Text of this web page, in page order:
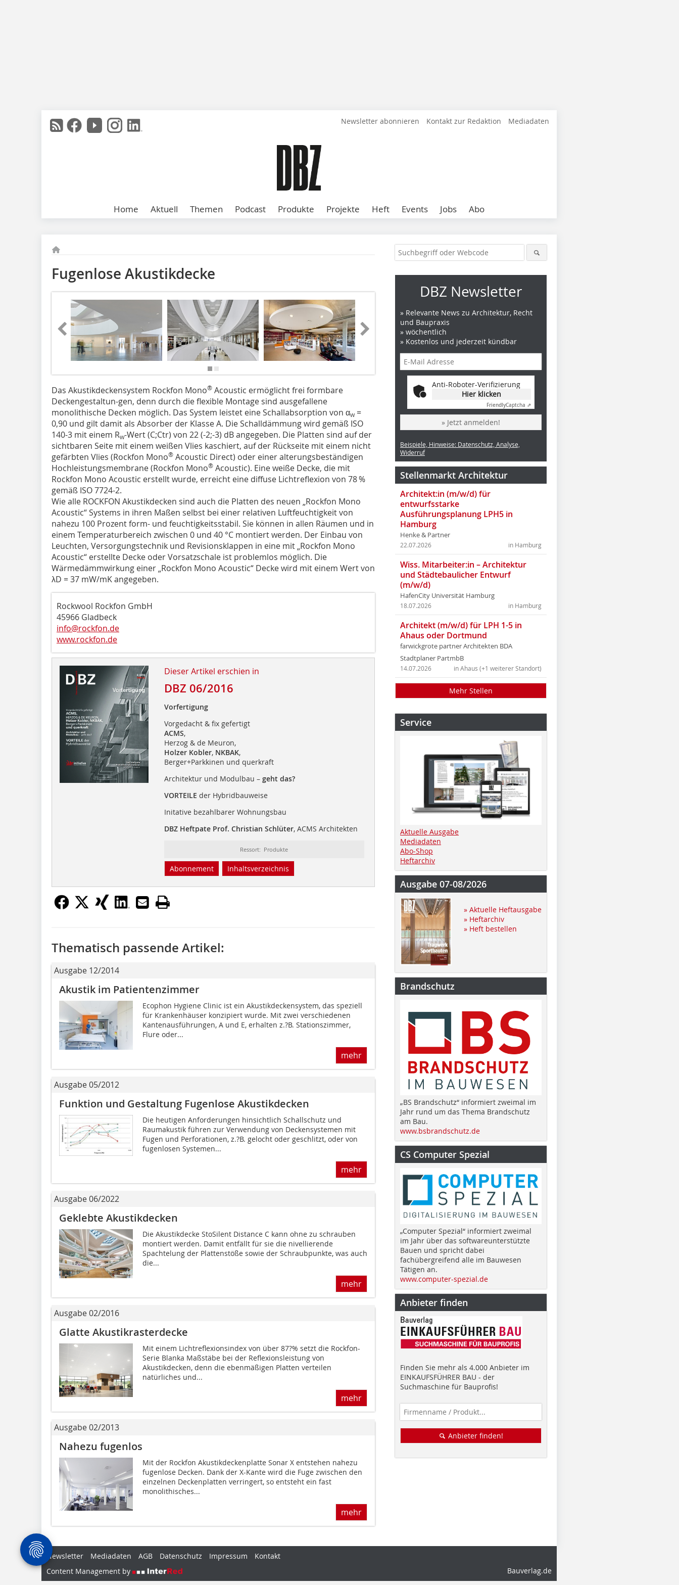
Newsletter abonnieren Kontakt zur Redaktion Mediadaten
Home Aktuell Themen Podcast Produkte Projekte Heft Events Jobs Abo
Fugenlose Akustikdecke
Das Akustikdeckensystem Rockfon Mono® Acoustic ermöglicht frei formbare
Deckengestaltun-gen, denn durch die flexible Montage sind ausgefallene
monolithische Decken möglich. Das System leistet eine Schallabsorption von αw =
0,90 und gilt damit als Absorber der Klasse A. Die Schalldämmung wird gemäß ISO
140-3 mit einem Rw-Wert (C;Ctr) von 22 (-2;-3) dB angegeben. Die Platten sind auf der
sichtbaren Seite mit einem weißen Vlies kaschiert, auf der Rückseite mit einem nicht
gefärbten Vlies (Rockfon Mono® Acoustic Direct) oder einer alterungsbeständigen
Hochleistungsmembrane (Rockfon Mono® Acoustic). Eine weiße Decke, die mit
Rockfon Mono Acoustic erstellt wurde, erreicht eine diffuse Lichtreflexion von 78 %
gemäß ISO 7724-2.
Wie alle ROCKFON Akustikdecken sind auch die Platten des neuen „Rockfon Mono
Acoustic“ Systems in ihren Maßen selbst bei einer relativen Luftfeuchtigkeit von
nahezu 100 Prozent form- und feuchtigkeitsstabil. Sie können in allen Räumen und in
einem Temperaturbereich zwischen 0 und 40 °C montiert werden. Der Einbau von
Leuchten, Versorgungstechnik und Revisionsklappen in eine mit „Rockfon Mono
Acoustic“ erstellte Decke oder Vorsatzschale ist problemlos möglich. Die
Wärmedämmwirkung einer „Rockfon Mono Acoustic“ Decke wird mit einem Wert von
λD = 37 mW/mK angegeben.
Rockwool Rockfon GmbH
45966 Gladbeck
info@rockfon.de
www.rockfon.de
Dieser Artikel erschien in
DBZ 06/2016
Vorfertigung
Vorgedacht & fix gefertigt
ACMS,
Herzog & de Meuron,
Holzer Kobler, NKBAK,
Berger+Parkkinen und querkraft
Architektur und Modulbau – geht das?
VORTEILE der Hybridbauweise
Initative bezahlbarer Wohnungsbau
DBZ Heftpate Prof. Christian Schlüter, ACMS Architekten
Ressort: Produkte
Abonnement Inhaltsverzeichnis
Thematisch passende Artikel:
Ausgabe 12/2014
Akustik im Patientenzimmer
Ecophon Hygiene Clinic ist ein Akustikdeckensystem, das speziell
für Krankenhäuser konzipiert wurde. Mit zwei verschiedenen
Kantenausführungen, A und E, erhalten z.?B. Stationszimmer,
Flure oder...
mehr
Ausgabe 05/2012
Funktion und Gestaltung Fugenlose Akustikdecken
Die heutigen Anforderungen hinsichtlich Schallschutz und
Raumakustik führen zur Verwendung von Deckensystemen mit
Fugen und Perforationen, z.?B. gelocht oder geschlitzt, oder von
fugenlosen Systemen...
mehr
Ausgabe 06/2022
Geklebte Akustikdecken
Die Akustikdecke StoSilent Distance C kann ohne zu schrauben
montiert werden. Damit entfällt für sie die nivellierende
Spachtelung der Plattenstöße sowie der Schraubpunkte, was auch
die...
mehr
Ausgabe 02/2016
Glatte Akustikrasterdecke
Mit einem Lichtreflexionsindex von über 87?% setzt die Rockfon-
Serie Blanka Maßstäbe bei der Reflexionsleistung von
Akustikdecken, denn die ebenmäßigen Platten verteilen
natürliches und...
mehr
Ausgabe 02/2013
Nahezu fugenlos
Mit der Rockfon Akustikdeckenplatte Sonar X entstehen nahezu
fugenlose Decken. Dank der X-Kante wird die Fuge zwischen den
einzelnen Deckenplatten verringert, so entsteht ein fast
monolithisches...
mehr
DBZ Newsletter
» Relevante News zu Architektur, Recht
und Baupraxis
» wöchentlich
» Kostenlos und jederzeit kündbar
Anti-Roboter-Verifizierung
Hier klicken
FriendlyCaptcha ⇗
» Jetzt anmelden!
Beispiele, Hinweise: Datenschutz, Analyse,
Widerruf
Stellenmarkt Architektur
Architekt:in (m/w/d) für
entwurfsstarke
Ausführungsplanung LPH5 in
Hamburg
Henke & Partner
in Hamburg
22.07.2026
Wiss. Mitarbeiter:in – Architektur
und Städtebaulicher Entwurf
(m/w/d)
HafenCity Universität Hamburg
in Hamburg
18.07.2026
Architekt (m/w/d) für LPH 1-5 in
Ahaus oder Dortmund
farwickgrote partner Architekten BDA
Stadtplaner PartmbB
in Ahaus (+1 weiterer Standort)
14.07.2026
Mehr Stellen
Service
Aktuelle Ausgabe
Mediadaten
Abo-Shop
Heftarchiv
Ausgabe 07-08/2026
» Aktuelle Heftausgabe
» Heftarchiv
» Heft bestellen
Brandschutz
„BS Brandschutz“ informiert zweimal im
Jahr rund um das Thema Brandschutz
am Bau.
www.bsbrandschutz.de
CS Computer Spezial
„Computer Spezial“ informiert zweimal
im Jahr über das softwareunterstützte
Bauen und spricht dabei
fachübergreifend alle im Bauwesen
Tätigen an.
www.computer-spezial.de
Anbieter finden
Finden Sie mehr als 4.000 Anbieter im
EINKAUFSFÜHRER BAU - der
Suchmaschine für Bauprofis!
Anbieter finden!
Newsletter Mediadaten AGB Datenschutz Impressum
Kontakt
Content Management by
Bauverlag.de